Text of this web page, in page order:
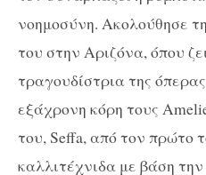
νοημοσύνη. Ακολούθησε τη
του στην Αριζόνα, όπου
τραγουδίστρια της όπερας
εξάχρονη κόρη τους
του,Seffa, από τον πρώτο
καλλιτέχνιδα με βάση